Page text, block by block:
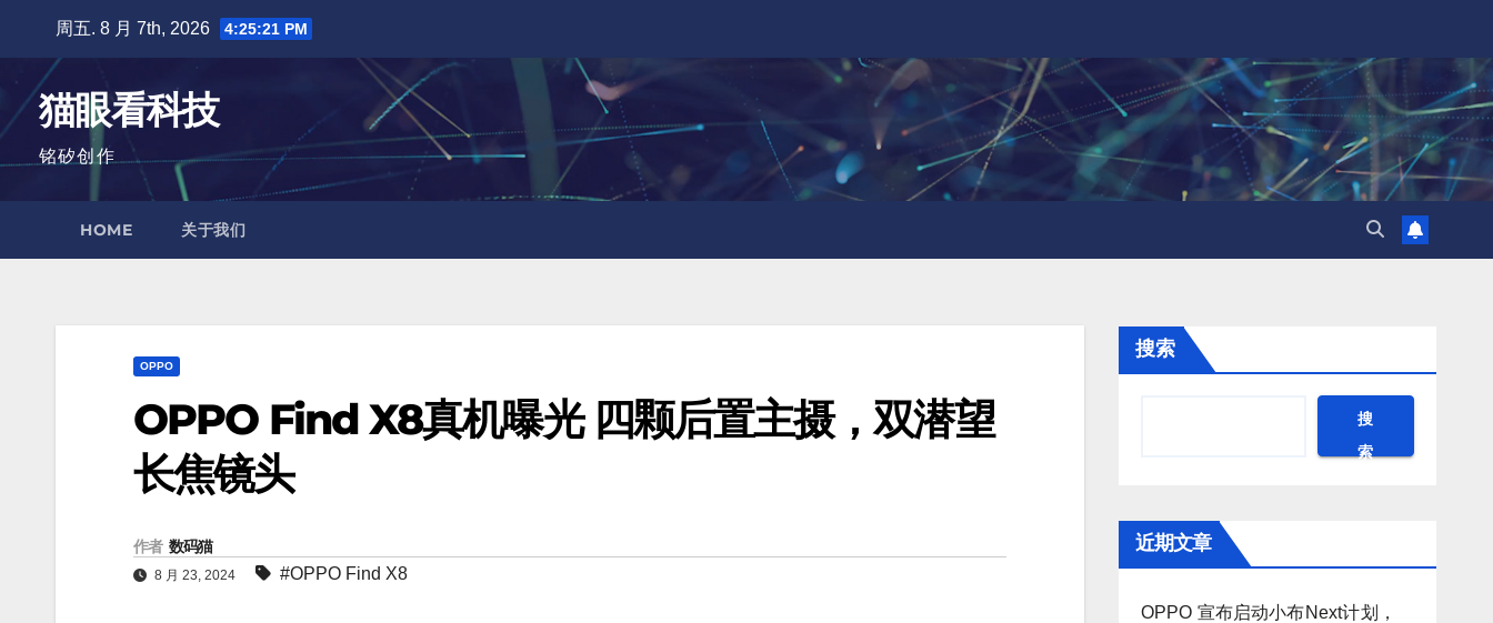
容
周五. 8 月 7th, 2026 4:25:23 PM
猫眼看科技
铭矽创作
HOME 关于我们
OPPO
OPPO Find X8真机曝光 四颗后置主摄，双潜望
长焦镜头
作者 数码猫
8 月 23, 2024 #OPPO Find X8
搜索
搜
索
近期文章
OPPO 宣布启动小布Next计划，